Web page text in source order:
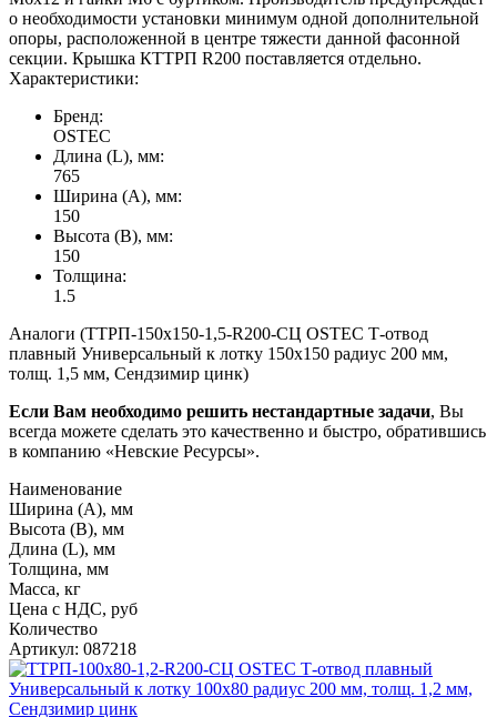
о необходимости установки минимум одной дополнительной
опоры, расположенной в центре тяжести данной фасонной
секции. Крышка КТТРП R200 поставляется отдельно.
Характеристики:
Бренд:
OSTEC
Длина (L), мм:
765
Ширина (А), мм:
150
Высота (В), мм:
150
Толщина:
1.5
Аналоги (ТТРП-150х150-1,5-R200-СЦ OSTEC Т-отвод
плавный Универсальный к лотку 150х150 радиус 200 мм,
толщ. 1,5 мм, Сендзимир цинк)
Если Вам необходимо решить нестандартные задачи, Вы
всегда можете сделать это качественно и быстро, обратившись
в компанию «Невские Ресурсы».
Наименование
Ширина (А), мм
Высота (В), мм
Длина (L), мм
Толщина, мм
Масса, кг
Цена с НДС, руб
Количество
Артикул: 087218